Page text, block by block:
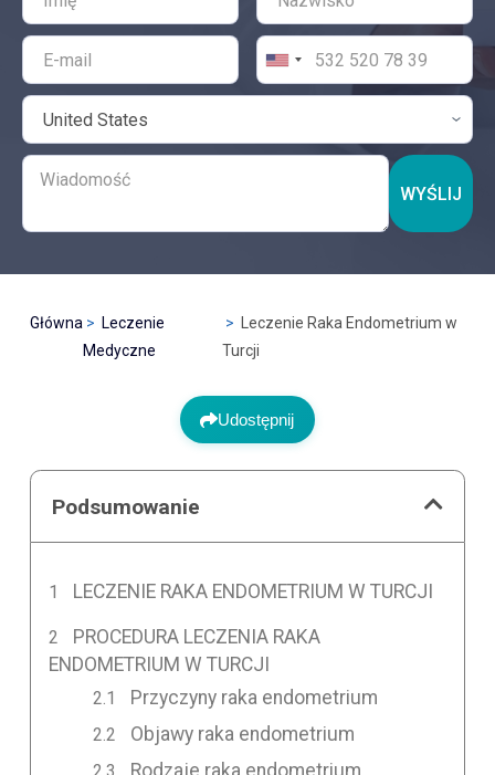
WYŚLIJ
Główna
Leczenie
Medyczne
Leczenie Raka Endometrium w
Turcji
Udostępnij
Podsumowanie
LECZENIE RAKA ENDOMETRIUM W TURCJI
PROCEDURA LECZENIA RAKA
ENDOMETRIUM W TURCJI
Przyczyny raka endometrium
Objawy raka endometrium
Rodzaje raka endometrium